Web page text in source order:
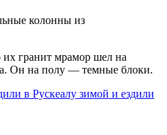
колонны из
их гранит мрамор шел на
Он на полу — темные блоки.
в Рускеалу зимой и ездили